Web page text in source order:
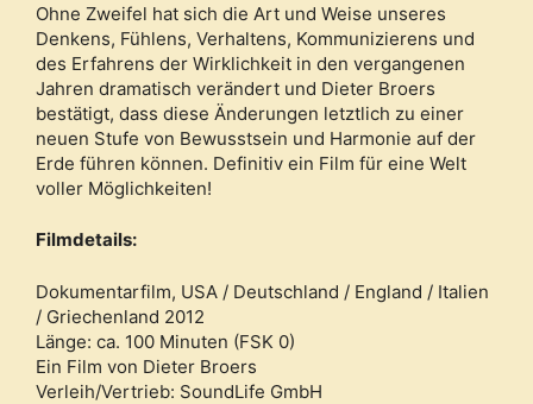
Ohne Zweifel hat sich die Art und Weise unseres
Denkens, Fühlens, Verhaltens, Kommunizierens und
des Erfahrens der Wirklichkeit in den vergangenen
Jahren dramatisch verändert und Dieter Broers
bestätigt, dass diese Änderungen letztlich zu einer
neuen Stufe von Bewusstsein und Harmonie auf der
Erde führen können. Definitiv ein Film für eine Welt
voller Möglichkeiten!
Filmdetails:
Dokumentarfilm, USA / Deutschland / England / Italien
/ Griechenland 2012
Länge: ca. 100 Minuten (FSK 0)
Ein Film von Dieter Broers
Verleih/Vertrieb: SoundLife GmbH